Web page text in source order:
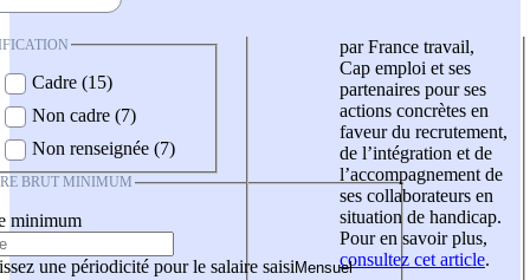
Cadre (15)
Non cadre (7)
Non renseignée (7)
BRUT MINIMUM
minimum
une périodicité pour le salaire saisi
par France travail,
Cap emploi et ses
partenaires pour ses
actions concrètes en
faveur du recrutement,
de l’intégration et de
l’accompagnement de
ses collaborateurs en
situation de handicap.
Pour en savoir plus,
consultez cet article.